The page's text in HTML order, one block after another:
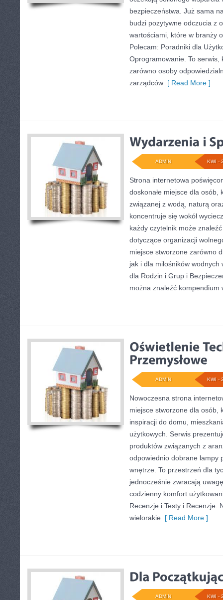
bezpieczeństwa. Już sama
budzi pozytywne odczucia z
wartościami, które w branży
Polecam: Poradniki dla
Oprogramowanie. To
zarówno osoby
zarządców [ Read More ]
KWI -
ADMIN
Strona internetowa
doskonałe miejsce dla osób,
związanej z wodą, naturą
koncentruje się wokół
każdy czytelnik może
dotyczące organizacji
miejsce stworzone zarówno
jak i dla miłośników
dla Rodzin i Grup i
można znaleźć kompendium
KWI -
ADMIN
Nowoczesna strona
miejsce stworzone dla osób,
inspiracji do domu,
użytkowych. Serwis
produktów związanych z
odpowiednio dobrane lampy
wnętrze. To przestrzeń dla
jednocześnie zwracają
codzienny komfort
Recenzje i Testy i Recenzje.
wielorakie [ Read More ]
KWI -
ADMIN